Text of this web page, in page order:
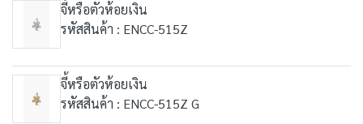
จี้หรือตัวห้อยเงิน
รหัสสินค้า : ENCC-515Z
จี้หรือตัวห้อยเงิน
รหัสสินค้า : ENCC-515Z G